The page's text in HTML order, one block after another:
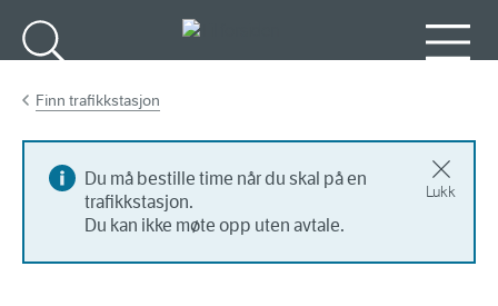
Finn trafikkstasjon
Du må bestille time når du skal på en
trafikkstasjon.
Du kan ikke møte opp uten avtale.
Lukk